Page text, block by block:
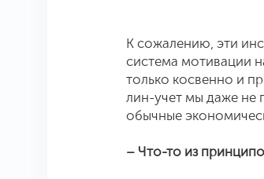
К сожалению, эти
система мотивации
только косвенно и
лин-учет мы даже не
обычные
– Что-то из